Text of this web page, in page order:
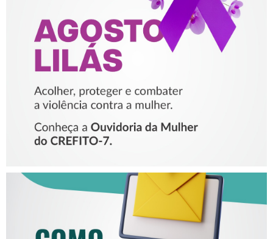
AGOSTO LILÁS – ACOLHER,
PROTEGER E COMBATER A
VIOLÊNCIA CONTRA A
MULHER